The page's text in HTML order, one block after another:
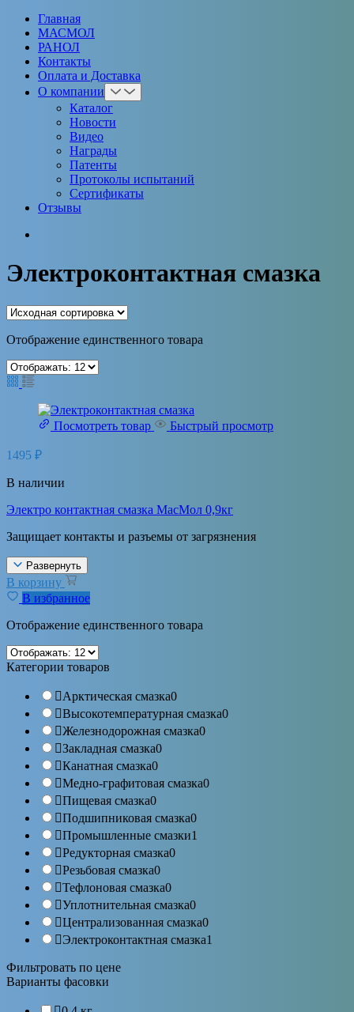
Главная
МАСМОЛ
РАНОЛ
Контакты
Оплата и Доставка
О компании
Каталог
Новости
Видео
Награды
Патенты
Протоколы испытаний
Сертификаты
Отзывы
Электроконтактная смазка
Отображение единственного товара
Посмотреть товар Быстрый просмотр
1495 ₽
В наличии
Электро контактная смазка МасМол 0,9кг
Защищает контакты и разъемы от загрязнения
Развернуть
В корзину
В избранное
Отображение единственного товара
Категории товаров
Арктическая смазка0
Высокотемпературная смазка0
Железнодорожная смазка0
Закладная смазка0
Канатная смазка0
Медно-графитовая смазка0
Пищевая смазка0
Подшипниковая смазка0
Промышленные смазки1
Редукторная смазка0
Резьбовая смазка0
Тефлоновая смазка0
Уплотнительная смазка0
Централизованная смазка0
Электроконтактная смазка1
Фильтровать по цене
Варианты фасовки